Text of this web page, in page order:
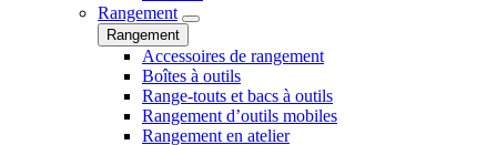
Rangement
Rangement
Accessoires de rangement
Boîtes à outils
Range-touts et bacs à outils
Rangement d’outils mobiles
Rangement en atelier